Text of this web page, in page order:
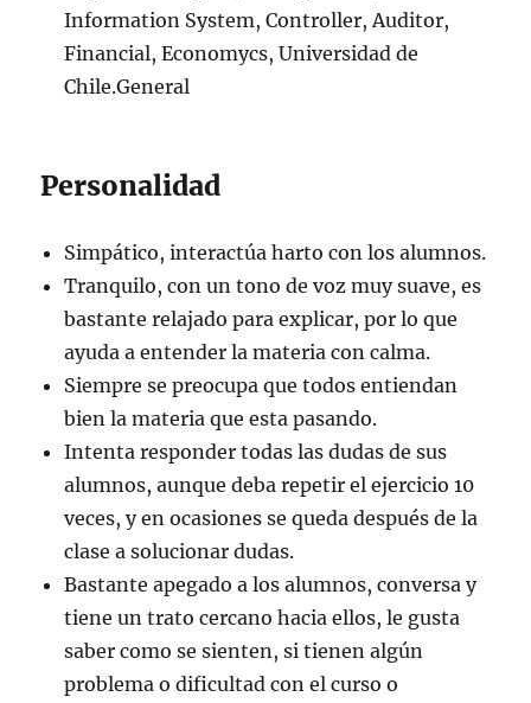
Information System, Controller, Auditor,
Financial, Economycs, Universidad de
Chile.General
Personalidad
Simpático, interactúa harto con los alumnos.
Tranquilo, con un tono de voz muy suave, es
bastante relajado para explicar, por lo que
ayuda a entender la materia con calma.
Siempre se preocupa que todos entiendan
bien la materia que esta pasando.
Intenta responder todas las dudas de sus
alumnos, aunque deba repetir el ejercicio 10
veces, y en ocasiones se queda después de la
clase a solucionar dudas.
Bastante apegado a los alumnos, conversa y
tiene un trato cercano hacia ellos, le gusta
saber como se sienten, si tienen algún
problema o dificultad con el curso o